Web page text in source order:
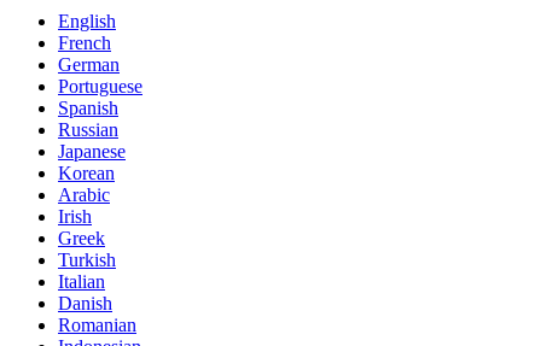
English
French
German
Portuguese
Spanish
Russian
Japanese
Korean
Arabic
Irish
Greek
Turkish
Italian
Danish
Romanian